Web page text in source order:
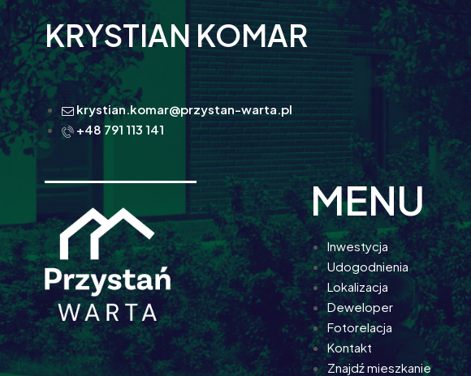
KRYSTIAN KOMAR
krystian.komar@przystan-warta.pl
+48 791 113 141
MENU
Inwestycja
Udogodnienia
Lokalizacja
Deweloper
Fotorelacja
Kontakt
Znajdź mieszkanie